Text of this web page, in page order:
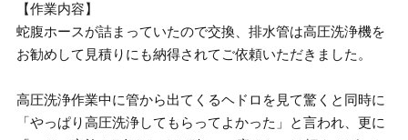
【作業内容】
蛇腹ホースが詰まっていたので交換、排水管は高圧洗浄機を
お勧めして見積りにも納得されてご依頼いただきました。
高圧洗浄作業中に管から出てくるヘドロを見て驚くと同時に
「やっぱり高圧洗浄してもらってよかった」と言われ、更に